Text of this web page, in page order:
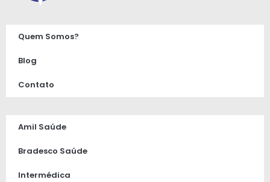
Quem Somos?
Blog
Contato
Amil Saúde
Bradesco Saúde
Intermédica